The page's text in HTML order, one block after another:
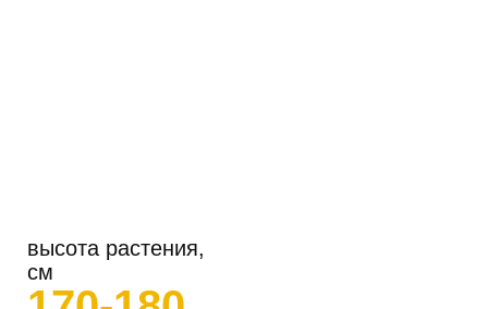
высота растения,
см